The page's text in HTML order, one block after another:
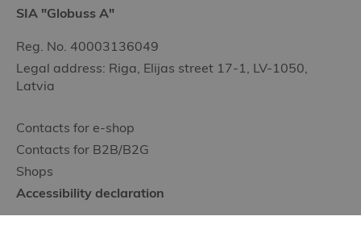
SIA "Globuss A"
Reg. No. 40003136049
Legal address: Riga, Elijas street 17-1, LV-1050,
Latvia
Contacts for e-shop
Contacts for B2B/B2G
Shops
Accessibility declaration